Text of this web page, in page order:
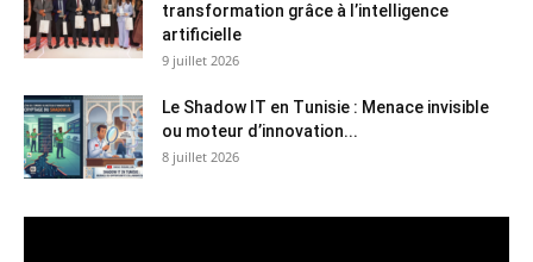
transformation grâce à l’intelligence
artificielle
9 juillet 2026
Le Shadow IT en Tunisie : Menace invisible
ou moteur d’innovation...
8 juillet 2026